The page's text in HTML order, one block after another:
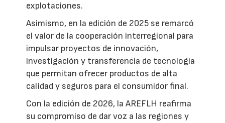
explotaciones.
Asimismo, en la edición de 2025 se remarcó
el valor de la cooperación interregional para
impulsar proyectos de innovación,
investigación y transferencia de tecnología
que permitan ofrecer productos de alta
calidad y seguros para el consumidor final.
Con la edición de 2026, la AREFLH reafirma
su compromiso de dar voz a las regiones y